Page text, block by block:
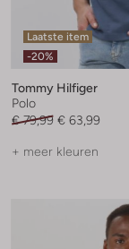
Laatste item
-20%
Tommy Hilfiger
Polo
€ 79,99 € 63,99
+ meer kleuren